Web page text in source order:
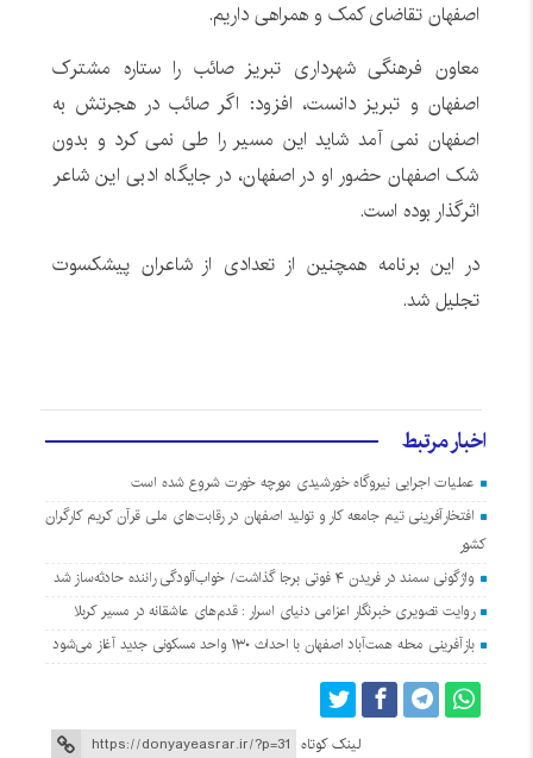
اصفهان تقاضای کمک و همراهی داریم.
معاون فرهنگی شهرداری تبریز صائب را ستاره مشترک
اصفهان و تبریز دانست، افزود: اگر صائب در هجرتش به
اصفهان نمی آمد شاید این مسیر را طی نمی کرد و بدون
شک اصفهان حضور او در اصفهان، در جایگاه ادبی این شاعر
اثرگذار بوده است.
در این برنامه همچنین از تعدادی از شاعران پیشکسوت
تجلیل شد.
اخبار مرتبط
عملیات اجرایی نیروگاه خورشیدی مورچه خورت شروع شده است
افتخارآفرینی تیم جامعه کار و تولید اصفهان در رقابت‌های ملی قرآن کریم کارگران
کشور
واژگونی سمند در فریدن ۴ فوتی برجا گذاشت/ خواب‌آلودگی راننده حادثه‌ساز شد
روایت تصویری خبرنگار اعزامی دنیای اسرار : قدم‌های عاشقانه در مسیر کربلا
بازآفرینی محله همت‌آباد اصفهان با احداث ۱۳۰ واحد مسکونی جدید آغاز می‌شود
لینک کوتاه